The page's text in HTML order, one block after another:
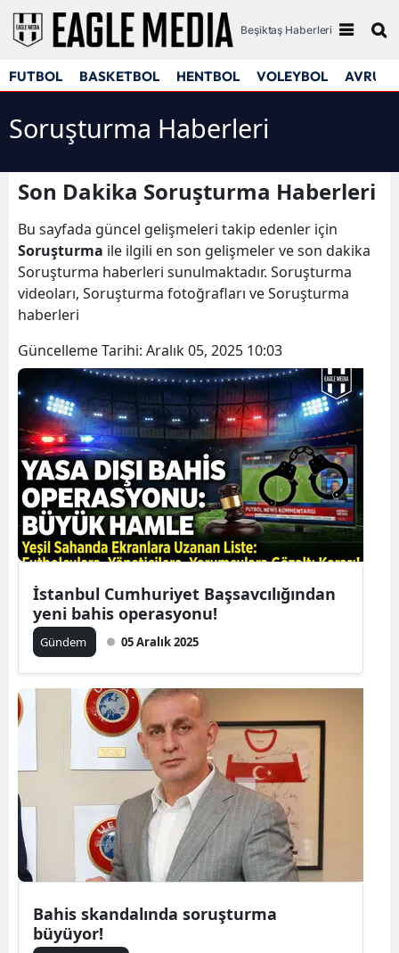
Beşiktaş Haberleri
FUTBOL BASKETBOL HENTBOL VOLEYBOL
Soruşturma Haberleri
Son Dakika Soruşturma Haberleri
Bu sayfada güncel gelişmeleri takip edenler için
Soruşturma ile ilgili en son gelişmeler ve son dakika
Soruşturma haberleri sunulmaktadır. Soruşturma
videoları, Soruşturma fotoğrafları ve Soruşturma
haberleri
Güncelleme Tarihi: Aralık 05, 2025 10:03
İstanbul Cumhuriyet Başsavcılığından
yeni bahis operasyonu!
Gündem 05 Aralık 2025
Bahis skandalında soruşturma
büyüyor!